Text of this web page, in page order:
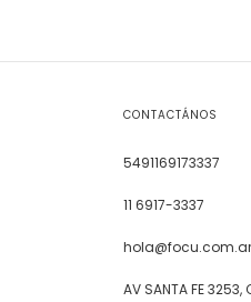
CONTACTÁNOS
5491169173337
11 6917-3337
hola@focu.com.ar
AV SANTA FE 3253,